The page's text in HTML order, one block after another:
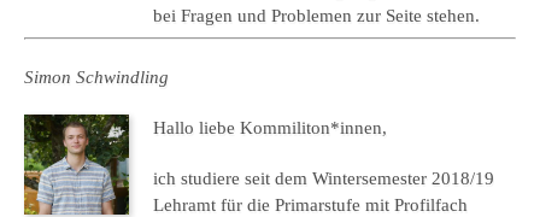
bei Fra­gen und Pro­ble­men zur Seite ste­hen.
Simon Schwind­ling
Hallo liebe Kom­mi­li­ton*innen,
ich stu­die­re seit dem Win­ter­se­mes­ter 2018/19
Lehr­amt für die Pri­mar­stu­fe mit Pro­fil­fach